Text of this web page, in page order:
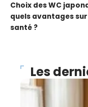
Choix des WC
quels avantages
santé ?
Les